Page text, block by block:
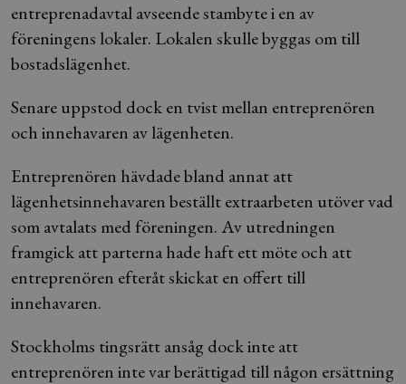
entreprenadavtal avseende stambyte i en av
föreningens lokaler. Lokalen skulle byggas om till
bostadslägenhet.
Senare uppstod dock en tvist mellan entreprenören
och innehavaren av lägenheten.
Entreprenören hävdade bland annat att
lägenhetsinnehavaren beställt extraarbeten utöver vad
som avtalats med föreningen. Av utredningen
framgick att parterna hade haft ett möte och att
entreprenören efteråt skickat en offert till
innehavaren.
Stockholms tingsrätt ansåg dock inte att
entreprenören inte var berättigad till någon ersättning